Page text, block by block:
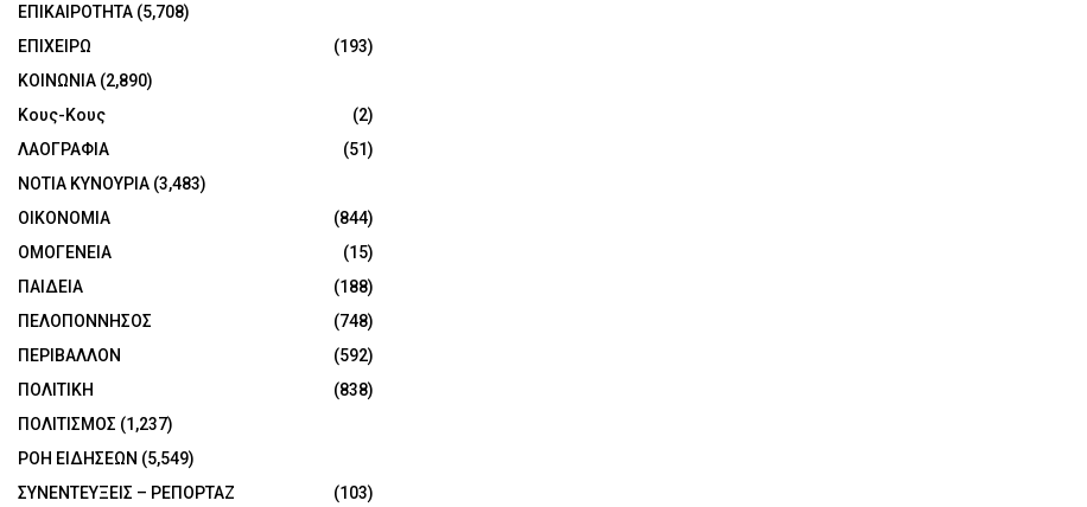
ΕΠΙΚΑΙΡΟΤΗΤΑ (5,708)
ΕΠΙΧΕΙΡΩ
(193)
ΚΟΙΝΩΝΙΑ (2,890)
Κους-Κους
(2)
ΛΑΟΓΡΑΦΙΑ
(51)
ΝΟΤΙΑ ΚΥΝΟΥΡΙΑ (3,483)
ΟΙΚΟΝΟΜΙΑ
(844)
ΟΜΟΓΕΝΕΙΑ
(15)
ΠΑΙΔΕΙΑ
(188)
ΠΕΛΟΠΟΝΝΗΣΟΣ
(748)
ΠΕΡΙΒΑΛΛΟΝ
(592)
ΠΟΛΙΤΙΚΗ
(838)
ΠΟΛΙΤΙΣΜΟΣ (1,237)
ΡΟΗ ΕΙΔΗΣΕΩΝ (5,549)
ΣΥΝΕΝΤΕΥΞΕΙΣ – ΡΕΠΟΡΤΑΖ
(103)